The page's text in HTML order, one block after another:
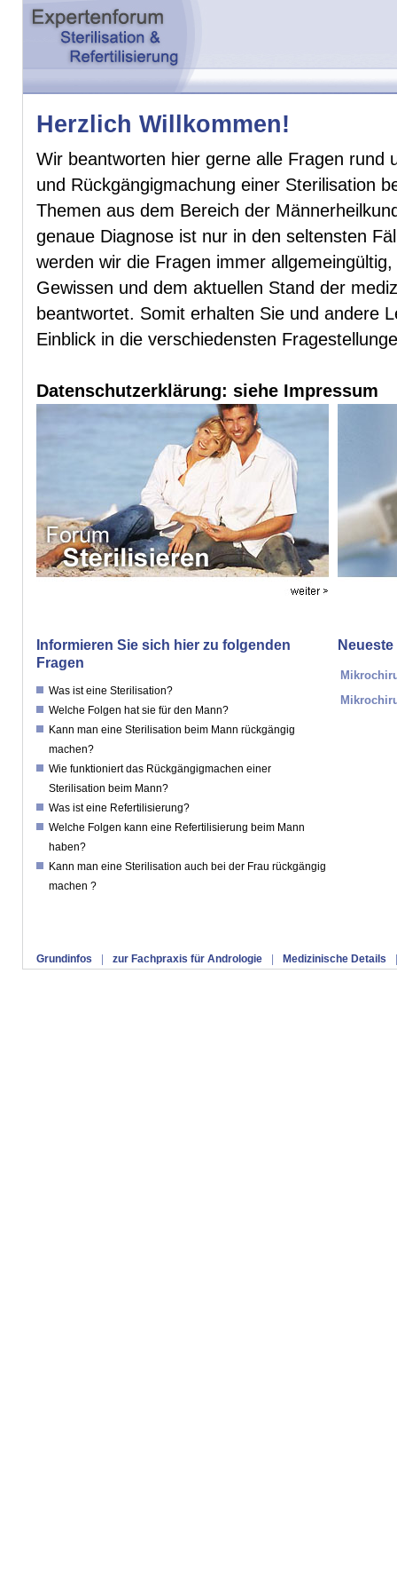
Herzlich Willkommen!
Wir beantworten hier gerne alle Fragen rund
und Rückgängigmachung einer Sterilisation
Themen aus dem Bereich der
genaue Diagnose ist nur in den seltensten
werden wir die Fragen immer
Gewissen und dem aktuellen Stand der
beantwortet. Somit erhalten Sie und andere
Einblick in die verschiedensten
Datenschutzerklärung: siehe Impressum
Informieren Sie sich hier zu folgenden
Fragen
Was ist eine Sterilisation?
Welche Folgen hat sie für den Mann?
Kann man eine Sterilisation beim Mann rückgängig
machen?
Wie funktioniert das Rückgängigmachen einer
Sterilisation beim Mann?
Was ist eine Refertilisierung?
Welche Folgen kann eine Refertilisierung beim Mann
haben?
Kann man eine Sterilisation auch bei der Frau rückgängig
machen ?
Grundinfos zur Fachpraxis für Andrologie Medizinische Details